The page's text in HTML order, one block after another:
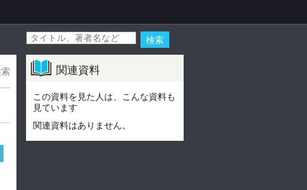
関連資料
この資料を見た人は、こんな資料も
見ています
関連資料はありません。